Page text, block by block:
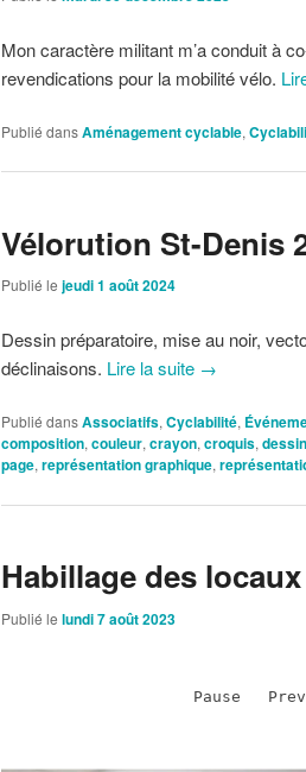
Mon caractère militant m’a conduit à
revendications pour la mobilité vélo.
Publié dansAménagement cyclable,
Vélorution St-Denis
Publié le jeudi 1 août 2024
Dessin préparatoire, mise au noir,
déclinaisons. Lire la suite →
Publié dansAssociatifs, Cyclabilité,
composition, couleur, crayon, croquis, dessin
page, représentation graphique,
Habillage des
Publié le lundi 7 août 2023
Pause Prev